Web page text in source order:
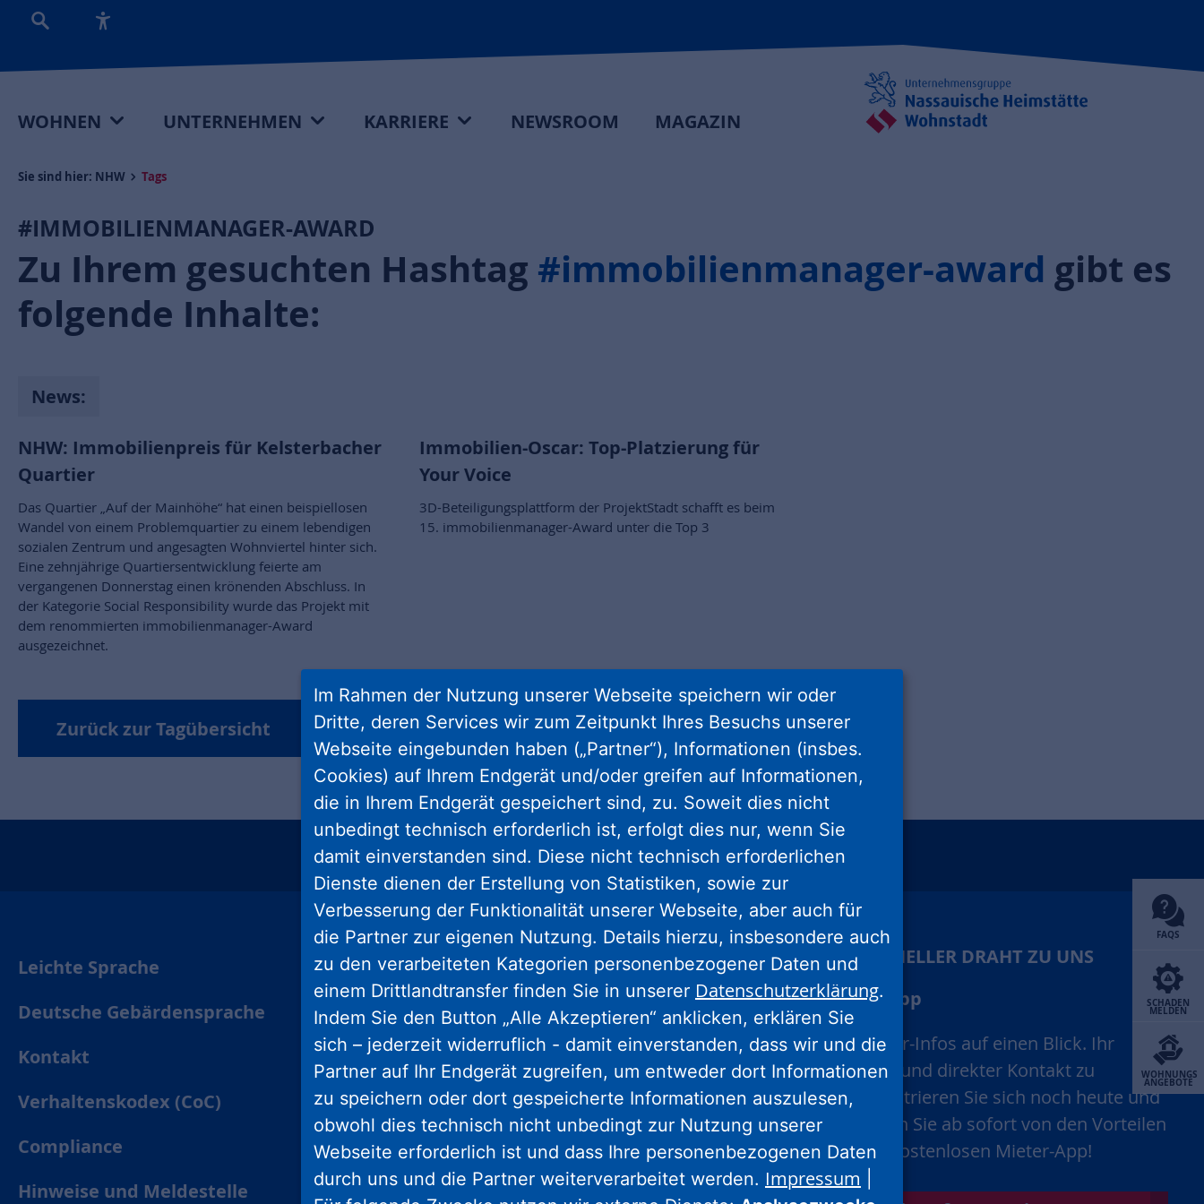
WOHNEN UNTERNEHMEN KARRIERE NEWSROOM MAGAZIN
FAQS
SCHADEN
MELDEN
WOHNUNGS
ANGEBOTE
Sie sind hier: NHW Tags
#IMMOBILIENMANAGER-AWARD
Zu Ihrem gesuchten Hashtag #immobilienmanager-award gibt es
folgende Inhalte:
News:
NHW: Immobilienpreis für Kelsterbacher
Quartier
Das Quartier „Auf der Mainhöhe“ hat einen beispiellosen
Wandel von einem Problemquartier zu einem lebendigen
sozialen Zentrum und angesagten Wohnviertel hinter sich.
Eine zehnjährige Quartiersentwicklung feierte am
vergangenen Donnerstag einen krönenden Abschluss. In
der Kategorie Social Responsibility wurde das Projekt mit
dem renommierten immobilienmanager-Award
ausgezeichnet.
Immobilien-Oscar: Top-Platzierung für
Your Voice
3D-Beteiligungsplattform der ProjektStadt schafft es beim
15. immobilienmanager-Award unter die Top 3
Zurück zur Tagübersicht
instagramfacebook youtube linkedin kununu
Leichte Sprache
Deutsche Gebärdensprache
Kontakt
Verhaltenskodex (CoC)
Compliance
Hinweise und Meldestelle
Nassauische Heimstätte Wohnungs- und
Entwicklungsgesellschaft mbH
Schaumainkai 47
60596 Frankfurt am Main
Tel.: 069 678674-0
Hinweis: Wegen Umbaumaßnahmen
geschlossen.Weitere Informationen.
IHR SCHNELLER DRAHT ZU UNS
Mieter-App
Alle Mieter-Infos auf einen Blick. Ihr
schneller und direkter Kontakt zu
uns. Registrieren Sie sich noch heute und
profitieren Sie ab sofort von den Vorteilen
unserer kostenlosen Mieter-App!
Im Rahmen der Nutzung unserer Webseite speichern wir oder
Dritte, deren Services wir zum Zeitpunkt Ihres Besuchs unserer
Webseite eingebunden haben („Partner“), Informationen (insbes.
Cookies) auf Ihrem Endgerät und/oder greifen auf Informationen,
die in Ihrem Endgerät gespeichert sind, zu. Soweit dies nicht
unbedingt technisch erforderlich ist, erfolgt dies nur, wenn Sie
damit einverstanden sind. Diese nicht technisch erforderlichen
Dienste dienen der Erstellung von Statistiken, sowie zur
Verbesserung der Funktionalität unserer Webseite, aber auch für
die Partner zur eigenen Nutzung. Details hierzu, insbesondere auch
zu den verarbeiteten Kategorien personenbezogener Daten und
einem Drittlandtransfer finden Sie in unserer Datenschutzerklärung.
Indem Sie den Button „Alle Akzeptieren“ anklicken, erklären Sie
sich – jederzeit widerruflich - damit einverstanden, dass wir und die
Partner auf Ihr Endgerät zugreifen, um entweder dort Informationen
zu speichern oder dort gespeicherte Informationen auszulesen,
obwohl dies technisch nicht unbedingt zur Nutzung unserer
Webseite erforderlich ist und dass Ihre personenbezogenen Daten
durch uns und die Partner weiterverarbeitet werden. Impressum